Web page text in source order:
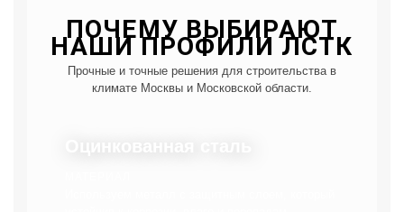
ПОЧЕМУ ВЫБИРАЮТ
НАШИ ПРОФИЛИ ЛСТК
Прочные и точные решения для строительства в
климате Москвы и Московской области.